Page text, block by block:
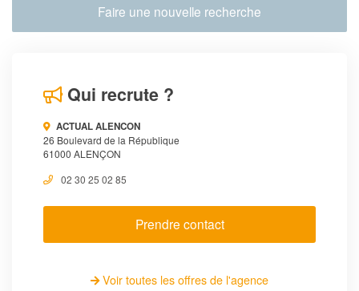
Faire une nouvelle recherche
Qui recrute ?
ACTUAL ALENCON
26 Boulevard de la République
61000 ALENÇON
02 30 25 02 85
Prendre contact
Voir toutes les offres de l'agence